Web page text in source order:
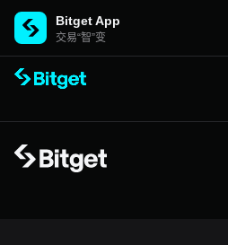
Bitget App
交易“智”变